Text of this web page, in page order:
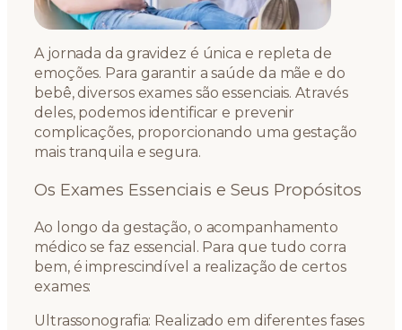
A jornada da gravidez é única e repleta de
emoções. Para garantir a saúde da mãe e do
bebê, diversos exames são essenciais. Através
deles, podemos identificar e prevenir
complicações, proporcionando uma gestação
mais tranquila e segura.
Os Exames Essenciais e Seus Propósitos
Ao longo da gestação, o acompanhamento
médico se faz essencial. Para que tudo corra
bem, é imprescindível a realização de certos
exames:
Ultrassonografia: Realizado em diferentes fases